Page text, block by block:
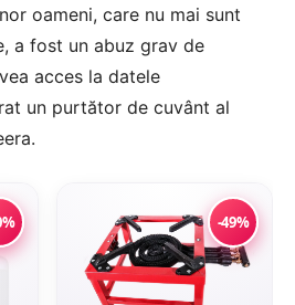
oameni, care nu mai sunt
a fost un abuz grav de
acces la datele
un purtător de cuvânt al
-49%